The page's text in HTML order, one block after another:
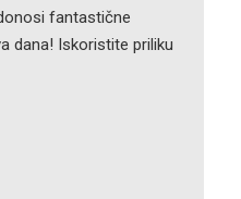
fantastične
dana! Iskoristite priliku